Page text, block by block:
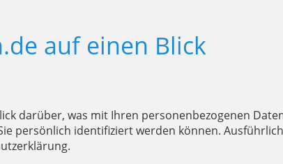
auf einen Blick
darüber, was mit Ihren personenbezogenen
persönlich identifiziert werden können.